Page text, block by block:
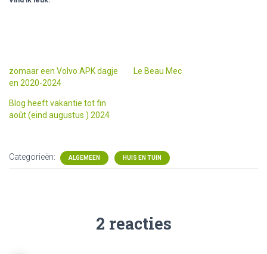
zomaar een Volvo APK dagje
en 2020-2024
Le Beau Mec
Blog heeft vakantie tot fin
août (eind augustus ) 2024
Categorieën: ALGEMEEN HUIS EN TUIN
2 reacties